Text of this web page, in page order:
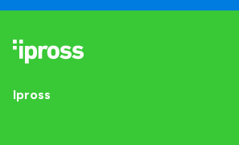
Ipross